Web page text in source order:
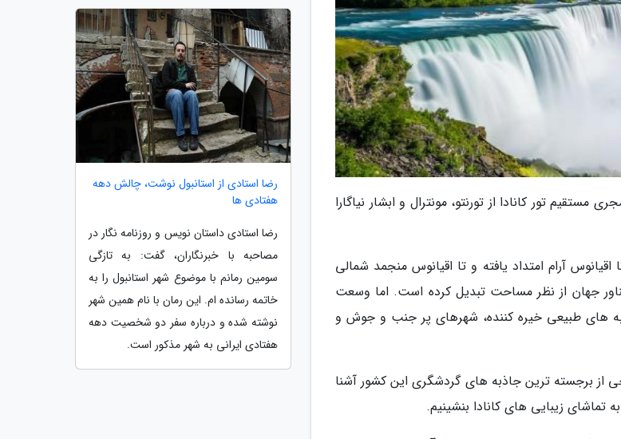
مستقیم تور کانادا از تورنتو، مونترال و ابشار نیاگارا
آرام امتداد یافته و تا اقیانوس منجمد شمالی
جهان از نظر مساحت تبدیل کرده است. اما وسعت
های طبیعی خیره کننده، شهرهای پر جنب و جوش و
از برجسته ترین جاذبه های گردشگری این کشور آشنا
زیبایی های کانادا بنشینیم.
رضا استادی از استانبول نوشت، چالش دهه
هفتادی ها
رضا استادی داستان نویس و روزنامه نگار در
مصاحبه با خبرنگاران، گفت: به تازگی
سومین رمانم با موضوع شهر استانبول را به
خاتمه رسانده ام. این رمان با نام همین شهر
نوشته شده و درباره سفر دو شخصیت دهه
هفتادی ایرانی به شهر مذکور است.